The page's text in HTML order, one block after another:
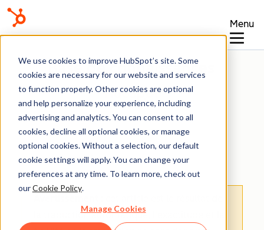
We use cookies to improve HubSpot’s site. Some
cookies are necessary for our website and services
to function properly. Other cookies are optional
and help personalize your experience, including
advertising and analytics. You can consent to all
cookies, decline all optional cookies, or manage
optional cookies. Without a selection, our default
cookie settings will apply. You can change your
preferences at any time. To learn more, check out
ourCookie Policy.
Manage Cookies
Menu
Base de connaissances
Faire vos premiers pas
la traduction automatique, l'exactitude et la